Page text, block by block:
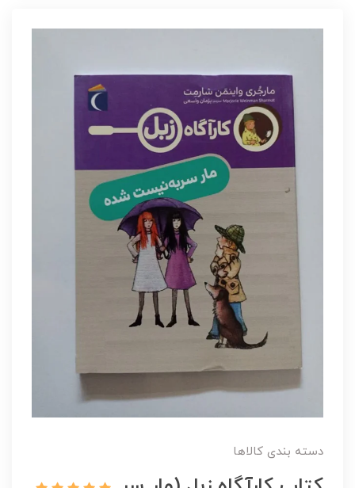
دسته بندی کالاها